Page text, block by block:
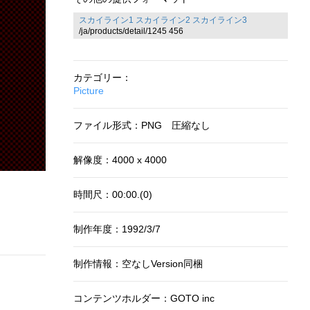
スカイライン1 スカイライン2 スカイライン3
/ja/products/detail/1245 456
カテゴリー：
Picture
ファイル形式：PNG 圧縮なし
解像度：4000 x 4000
時間尺：00:00.(0)
制作年度：1992/3/7
制作情報：空なしVersion同梱
コンテンツホルダー：GOTO inc